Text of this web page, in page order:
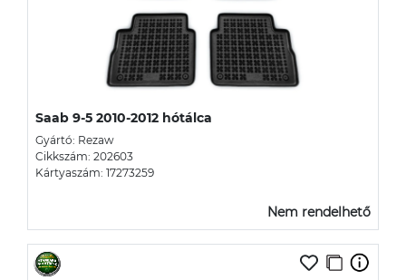
Saab 9-5 2010-2012 hótálca
Gyártó: Rezaw
Cikkszám: 202603
Kártyaszám: 17273259
Nem rendelhető